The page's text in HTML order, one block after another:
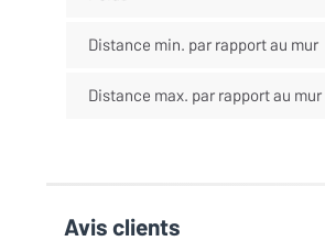
Distance min. par rapport au mur
Distance max. par rapport au mur
Avis clients